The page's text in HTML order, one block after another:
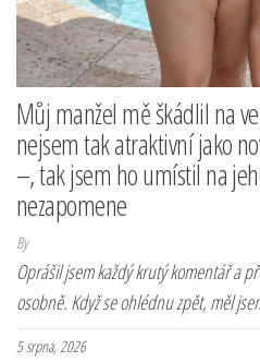
Můj manžel mě škádlil na
nejsem tak atraktivní jako
–, tak jsem ho umístil na
nezapomene
By
Oprášil jsem každý krutý komentář a
osobně. Když se ohlédnu zpět, měl
5 srpna, 2026